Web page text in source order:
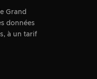
Grand
données
à un tarif